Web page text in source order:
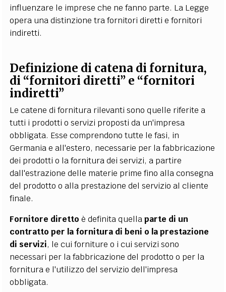
influenzare le imprese che ne fanno parte. La Legge
opera una distinzione tra fornitori diretti e fornitori
indiretti.
Definizione di catena di fornitura,
di “fornitori diretti” e “fornitori
indiretti”
Le catene di fornitura rilevanti sono quelle riferite a
tutti i prodotti o servizi proposti da un'impresa
obbligata. Esse comprendono tutte le fasi, in
Germania e all'estero, necessarie per la fabbricazione
dei prodotti o la fornitura dei servizi, a partire
dall'estrazione delle materie prime fino alla consegna
del prodotto o alla prestazione del servizio al cliente
finale.
Fornitore diretto è definita quellaparte di un
contratto per la fornitura di beni o la prestazione
di servizi, le cui forniture o i cui servizi sono
necessari per la fabbricazione del prodotto o per la
fornitura e l'utilizzo del servizio dell'impresa
obbligata.